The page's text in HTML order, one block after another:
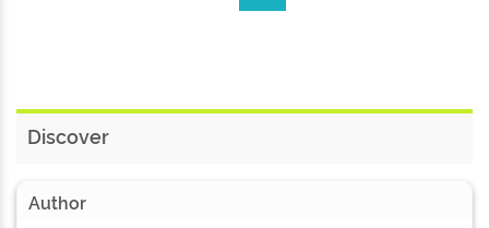
Discover
Author